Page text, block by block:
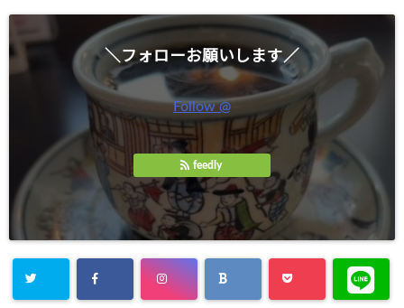
＼フォローお願いします／
Follow @
feedly